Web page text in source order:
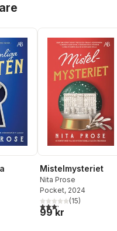
Totalt antal röster:
Mistelmysteriet
Nita Prose
Pocket, 2024
3,2utav 5 stjärnor.
(15)
99 kr